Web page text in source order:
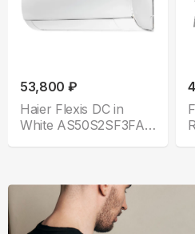
53,800 ₽
Haier Flexis DC in
White AS50S2SF3FA-